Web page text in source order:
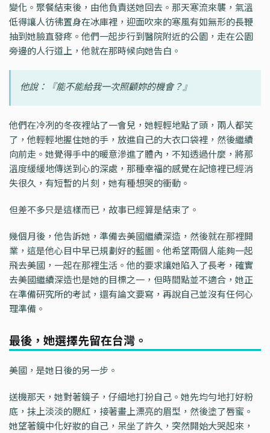
變化。聚餐結束後，由他負責送她回去。那天寒流來襲，氣溫
低得讓人彷彿置身在冰庫裡，迎面吹來的寒風有如無形的長鞭
抽到她臉直發疼。他們一起步行到醫院附近的公園，走在公園
旁邊的人行道上，他就在那時候向她告白。
他說：『能不能給我一次照顧妳的機會？』
他們在冷冽的冬夜裡站了一會兒，她輕輕地點了頭，兩人都笑
了，他輕輕地握住她的手，放進自己的大衣口袋裡，然後繼續
向前走。她覺得手中的暖意滲進了體內，不知透過什麼，將那
溫度緩緩地傳送到心的深處，那種幸福的感覺在記憶裡已經消
失很久，有短暫的片刻，她有種想哭的衝動。
但差不多只是這樣而已，故事已經算是結束了。
幾個月後，他告訴她，準備去美國繼續深造，然後就在那裡開
業，這是他心目中早已規劃好的藍圖。他希望兩個人能夠一起
飛去美國，一起在那裡生活。他的要求讓她陷入了長考，確實
去美國繼續深造也是她的目標之一，但時間點並不適合，她正
在準備研究所的考試，還有論文要寫，再說自己並沒有任何心
理準備。
最後，她選擇先留在台灣。
美國，是她日後的另一步。
送機那天，她對著鏡子，仔細地打扮自己。她先均勻地打好粉
底，抺上淡淡的腮紅，接著畫上漂亮的眉型，然後塗了唇蜜。
她望著鏡中化好妝的自己，呆坐了許久，突然開始大哭起來，